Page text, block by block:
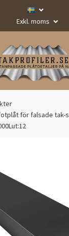
Exkl. moms
för falsade tak-